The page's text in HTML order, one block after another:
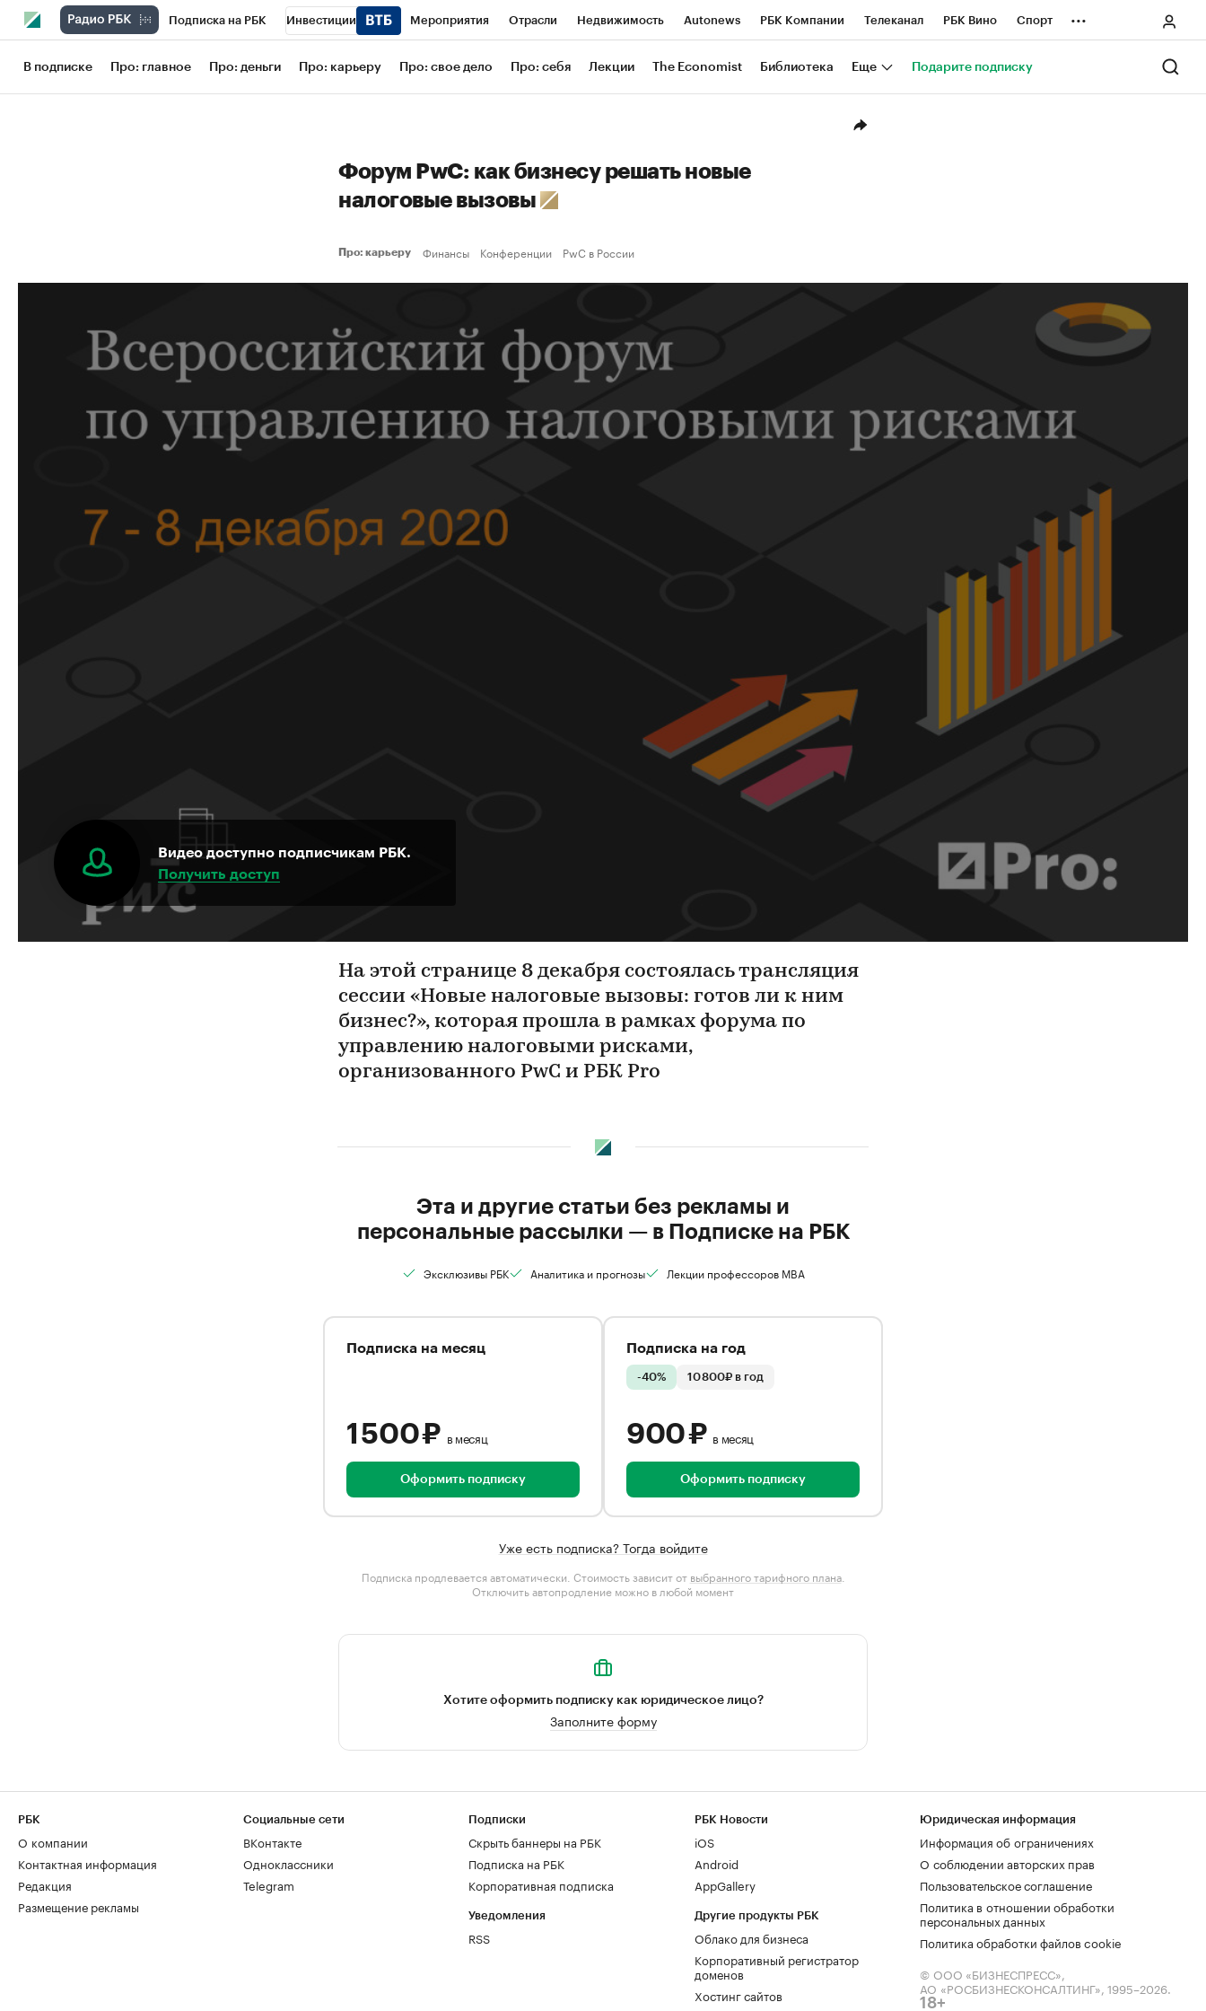
Подписка на РБК Инвестиции Мероприятия Отрасли Недвижимость Autonews РБК Компании Телеканал РБК Вино Спорт
Школа управления РБК РБК Образование РБК Life Тренды Визионеры Национальные проекты Город
...
В подписке Про: главное Про: деньги Про: карьеру Про: свое дело Про: себя Лекции The Economist Библиотека Еще Подарите подписку
Форум PwC: как бизнесу решать новые
налоговые вызовы
Про: карьеру Финансы Конференции PwC в России
Видео доступно подписчикам РБК.
Получить доступ
На этой странице 8 декабря состоялась трансляция
сессии «Новые налоговые вызовы: готов ли к ним
бизнес?», которая прошла в рамках форума по
управлению налоговыми рисками,
организованного PwC и РБК Pro
Эта и другие статьи без рекламы и
персональные рассылки — в Подписке на РБК
Эксклюзивы РБК Аналитика и прогнозы Лекции профессоров MBA
Подписка на месяц
1 500 ₽ в месяц
Оформить подписку
Подписка на год
-40% 10 800₽ в год
900 ₽ в месяц
Оформить подписку
Уже есть подписка? Тогда войдите
Подписка продлевается автоматически. Стоимость зависит от выбранного тарифного плана.
Отключить автопродление можно в любой момент
Хотите оформить подписку как юридическое лицо?
Заполните форму
РБК
О компании
Контактная информация
Редакция
Размещение рекламы
Социальные сети
ВКонтакте
Одноклассники
Telegram
Подписки
Скрыть баннеры на РБК
Подписка на РБК
Корпоративная подписка
Уведомления
RSS
РБК Новости
iOS
Android
AppGallery
Другие продукты РБК
Облако для бизнеса
Корпоративный регистратор
доменов
Хостинг сайтов
Юридическая информация
Информация об ограничениях
О соблюдении авторских прав
Пользовательское соглашение
Политика в отношении обработки
персональных данных
Политика обработки файлов cookie
© ООО «БИЗНЕСПРЕСС»,
АО «РОСБИЗНЕСКОНСАЛТИНГ», 1995–2026.
18+